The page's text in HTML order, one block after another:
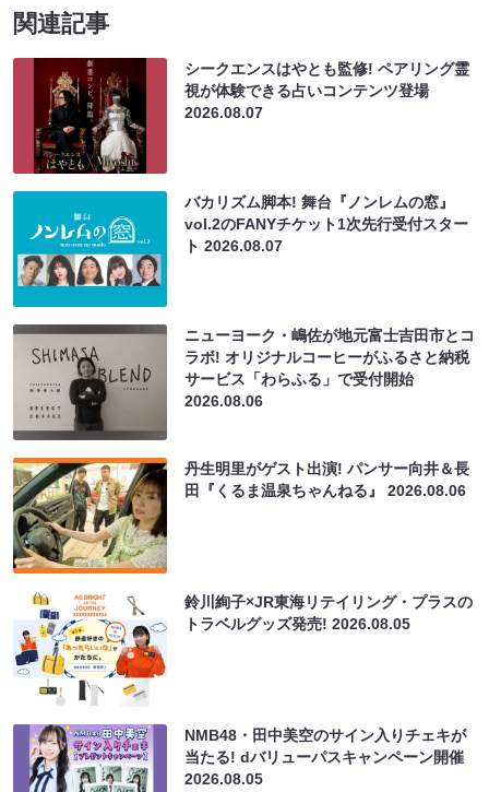
関連記事
シークエンスはやとも監修! ペアリング霊
視が体験できる占いコンテンツ登場
2026.08.07
バカリズム脚本! 舞台『ノンレムの窓』
vol.2のFANYチケット1次先行受付スター
ト2026.08.07
ニューヨーク・嶋佐が地元富士吉田市とコ
ラボ! オリジナルコーヒーがふるさと納税
サービス「わらふる」で受付開始
2026.08.06
丹生明里がゲスト出演! パンサー向井＆長
田『くるま温泉ちゃんねる』2026.08.06
鈴川絢子×JR東海リテイリング・プラスの
トラベルグッズ発売!2026.08.05
NMB48・田中美空のサイン入りチェキが
当たる! dバリューパスキャンペーン開催
2026.08.05